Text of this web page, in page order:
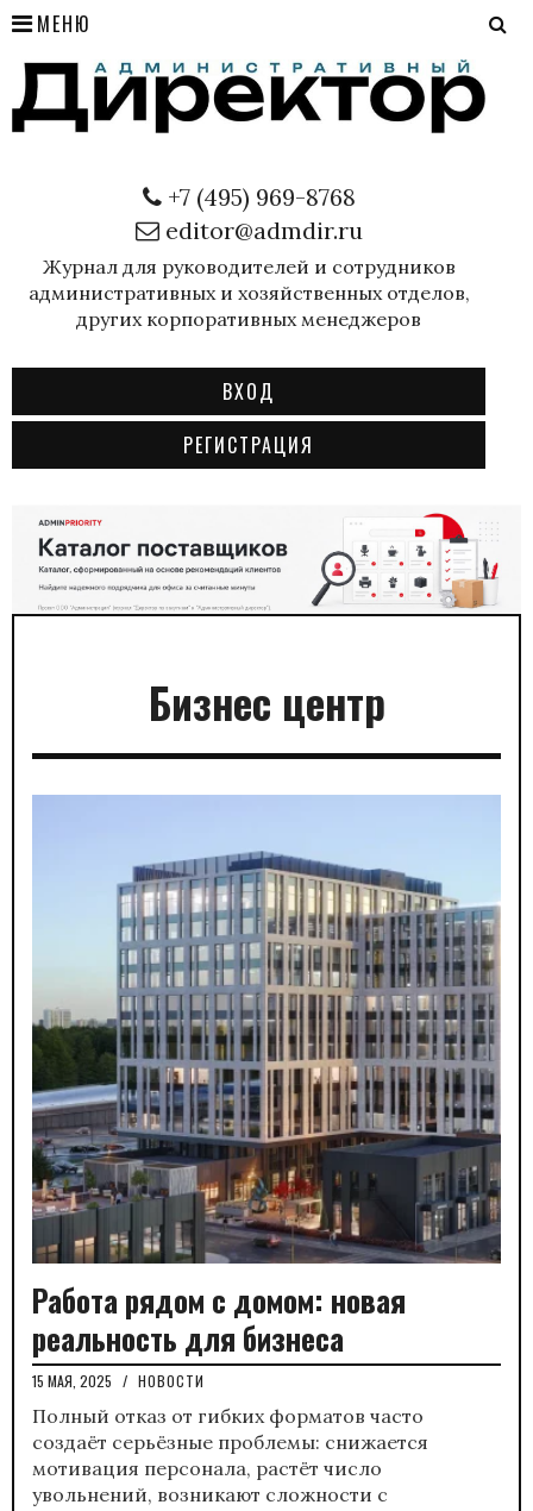
МЕНЮ
+7 (495) 969-8768
editor@admdir.ru
Журнал для руководителей и сотрудников
административных и хозяйственных отделов,
других корпоративных менеджеров
ВХОД
РЕГИСТРАЦИЯ
Бизнес центр
Работа рядом с домом: новая
реальность для бизнеса
15 МАЯ, 2025 / НОВОСТИ
Полный отказ от гибких форматов часто
создаёт серьёзные проблемы: снижается
мотивация персонала, растёт число
увольнений, возникают сложности с